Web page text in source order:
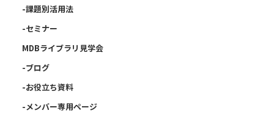
-課題別活用法
-セミナー
MDBライブラリ見学会
-ブログ
-お役立ち資料
-メンバー専用ページ